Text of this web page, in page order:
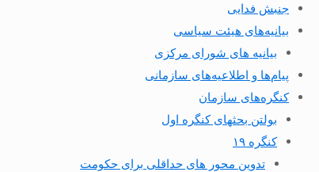
جنبش فدایی
بیانیه‌های هیئت سیاسی
بیانیه های شورای مرکزی
پیام‌ها و اطلاعیه‌های سازمانی
کنگره‌های سازمان
بولتن بحثهای کنگره اول
کنگره ۱۹
تدوین محور های حداقلی برای حکومت